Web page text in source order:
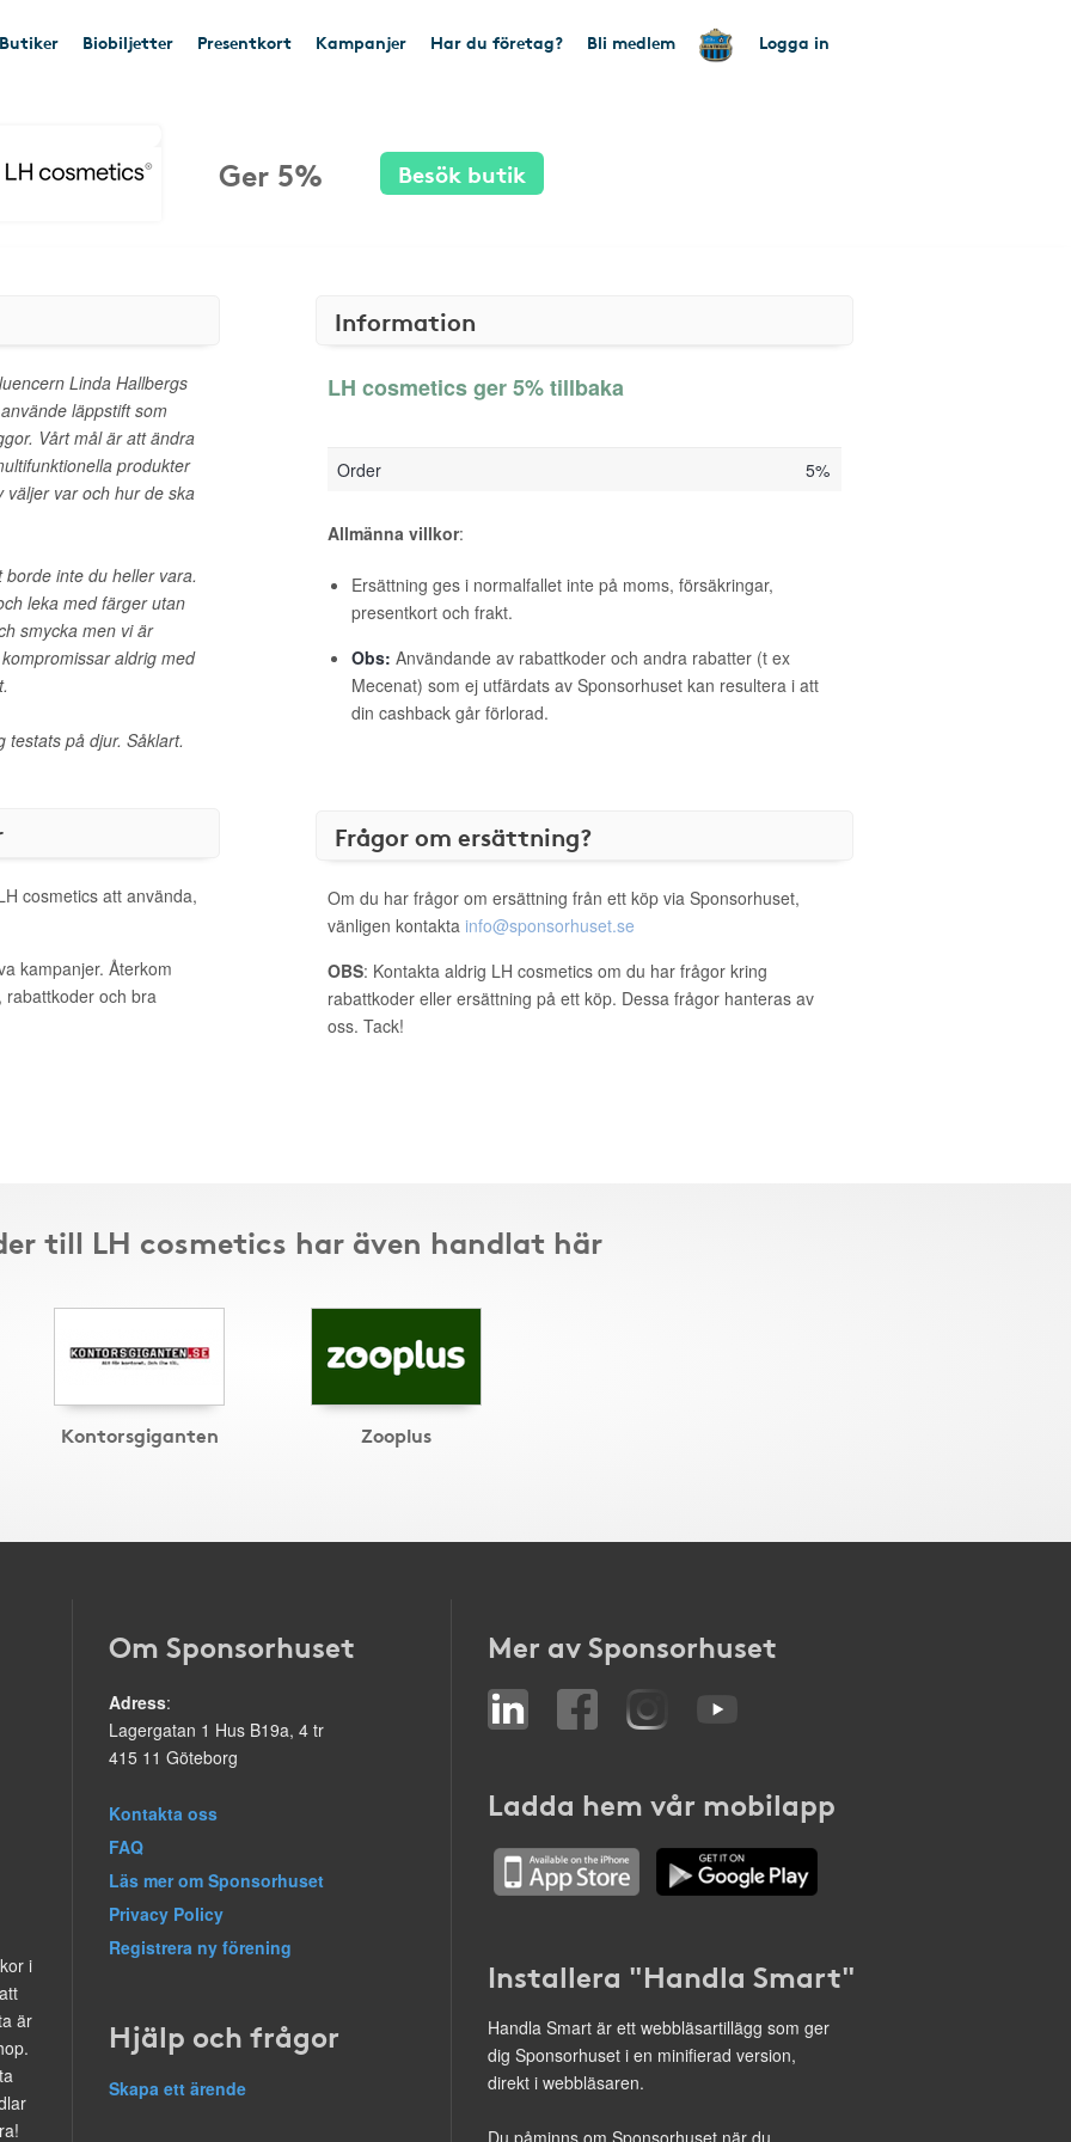
Butiker Biobiljetter Presentkort Kampanjer Har du företag? Bli medlem Logga in
Ger 5% Besök butik
Linda Hallbergs
läppstift som
Vårt mål är att ändra
produkter
var och hur de ska
inte du heller vara.
leka med färger utan
smycka men vi är
aldrig med
testats på djur. Såklart.
cosmetics att använda,
kampanjer. Återkom
rabattkoder och bra
Information
LH cosmetics ger 5% tillbaka
Order 5%
Allmänna villkor:
Ersättning ges i normalfallet inte på moms, försäkringar,
presentkort och frakt.
Obs: Användande av rabattkoder och andra rabatter (t ex
Mecenat) som ej utfärdats av Sponsorhuset kan resultera i att
din cashback går förlorad.
Frågor om ersättning?
Om du har frågor om ersättning från ett köp via Sponsorhuset,
vänligen kontakta info@sponsorhuset.se
OBS: Kontakta aldrig LH cosmetics om du har frågor kring
rabattkoder eller ersättning på ett köp. Dessa frågor hanteras av
oss. Tack!
till LH cosmetics har även handlat här
Kontorsgiganten Zooplus
i
är
Om Sponsorhuset
Adress:
Lagergatan 1 Hus B19a, 4 tr
415 11 Göteborg
Kontakta oss
FAQ
Läs mer om Sponsorhuset
Privacy Policy
Registrera ny förening
Hjälp och frågor
Skapa ett ärende
Mer av Sponsorhuset
Ladda hem vår mobilapp
Installera "Handla Smart"
Handla Smart är ett webbläsartillägg som ger
dig Sponsorhuset i en minifierad version,
direkt i webbläsaren.